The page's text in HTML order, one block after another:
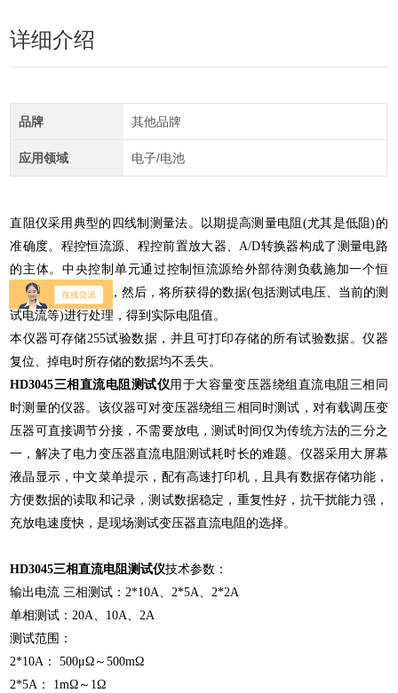
详细介绍
品牌 其他品牌
应用领域 电子/电池
直阻仪采用典型的四线制测量法。以期提高测量电阻(尤其是低阻)的
准确度。程控恒流源、程控前置放大器、A/D转换器构成了测量电路
的主体。中央控制单元通过控制恒流源给外部待测负载施加一个恒
定、高精度的电流，然后，将所获得的数据(包括测试电压、当前的测
试电流等)进行处理，得到实际电阻值。
本仪器可存储255试验数据，并且可打印存储的所有试验数据。仪器
复位、掉电时所存储的数据均不丢失。
HD3045三相直流电阻测试仪用于大容量变压器绕组直流电阻三相同
时测量的仪器。该仪器可对变压器绕组三相同时测试，对有载调压变
压器可直接调节分接，不需要放电，测试时间仅为传统方法的三分之
一，解决了电力变压器直流电阻测试耗时长的难题。仪器采用大屏幕
液晶显示，中文菜单提示，配有高速打印机，且具有数据存储功能，
方便数据的读取和记录，测试数据稳定，重复性好，抗干扰能力强，
充放电速度快，是现场测试变压器直流电阻的选择。
HD3045三相直流电阻测试仪技术参数：
输出电流 三相测试：2*10A、2*5A、2*2A
单相测试：20A、10A、2A
测试范围：
2*10A： 500μΩ～500mΩ
2*5A： 1mΩ～1Ω